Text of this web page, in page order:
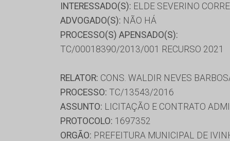
INTERESSADO(S): ELDE SEVERINO
ADVOGADO(S): NÃO HÁ
PROCESSO(S) APENSADO(S):
TC/00018390/2013/001 RECURSO 2021
RELATOR: CONS. WALDIR NEVES
PROCESSO: TC/13543/2016
ASSUNTO: LICITAÇÃO E CONTRATO
PROTOCOLO: 1697352
ORGÃO: PREFEITURA MUNICIPAL DE